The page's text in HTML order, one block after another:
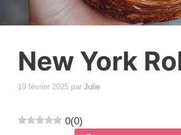
New York
19 février 2025 par Julie
0(0)